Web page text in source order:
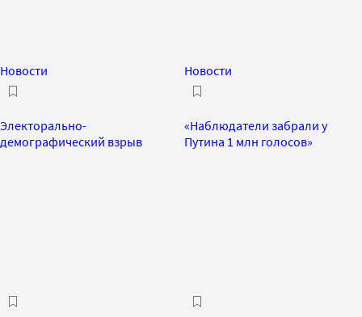
Новости
Электорально-
демографический взрыв
Новости
«Наблюдатели забрали у
Путина 1 млн голосов»